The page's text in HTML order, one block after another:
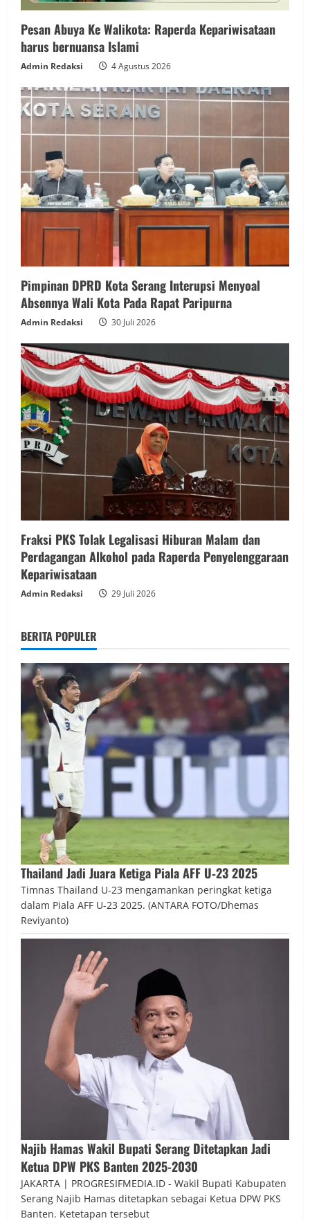
Pesan Abuya Ke Walikota: Raperda Kepariwisataan
harus bernuansa Islami
Admin Redaksi 4 Agustus 2026
Pimpinan DPRD Kota Serang Interupsi Menyoal
Absennya Wali Kota Pada Rapat Paripurna
Admin Redaksi 30 Juli 2026
Fraksi PKS Tolak Legalisasi Hiburan Malam dan
Perdagangan Alkohol pada Raperda Penyelenggaraan
Kepariwisataan
Admin Redaksi 29 Juli 2026
BERITA POPULER
Thailand Jadi Juara Ketiga Piala AFF U‑23 2025
Timnas Thailand U-23 mengamankan peringkat ketiga
dalam Piala AFF U-23 2025. (ANTARA FOTO/Dhemas
Reviyanto)
Najib Hamas Wakil Bupati Serang Ditetapkan Jadi
Ketua DPW PKS Banten 2025-2030
JAKARTA | PROGRESIFMEDIA.ID - Wakil Bupati Kabupaten
Serang Najib Hamas ditetapkan sebagai Ketua DPW PKS
Banten. Ketetapan tersebut